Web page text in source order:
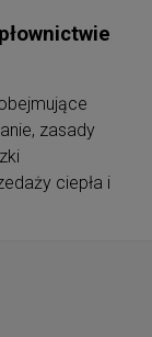
zasady
ciepła i